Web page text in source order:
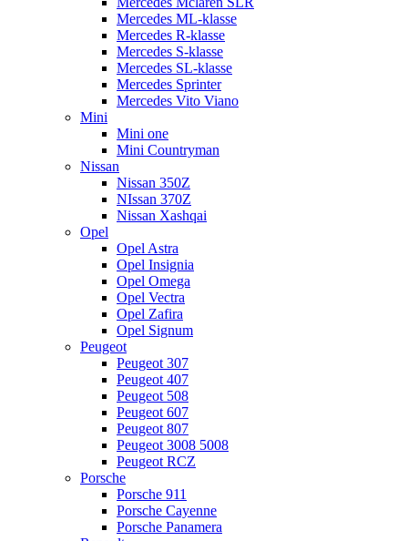
Mercedes ML-klasse
Mercedes R-klasse
Mercedes S-klasse
Mercedes SL-klasse
Mercedes Sprinter
Mercedes Vito Viano
Mini
Mini one
Mini Countryman
Nissan
Nissan 350Z
NIssan 370Z
Nissan Xashqai
Opel
Opel Astra
Opel Insignia
Opel Omega
Opel Vectra
Opel Zafira
Opel Signum
Peugeot
Peugeot 307
Peugeot 407
Peugeot 508
Peugeot 607
Peugeot 807
Peugeot 3008 5008
Peugeot RCZ
Porsche
Porsche 911
Porsche Cayenne
Porsche Panamera